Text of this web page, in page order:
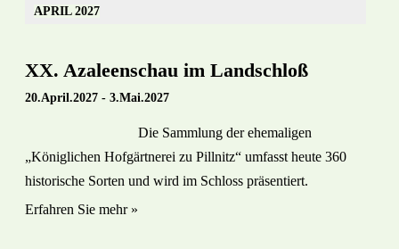
APRIL 2027
XX. Azaleenschau im Landschloß
20.April.2027 - 3.Mai.2027
Die Sammlung der ehemaligen
„Königlichen Hofgärtnerei zu Pillnitz“ umfasst heute 360
historische Sorten und wird im Schloss präsentiert.
Erfahren Sie mehr »